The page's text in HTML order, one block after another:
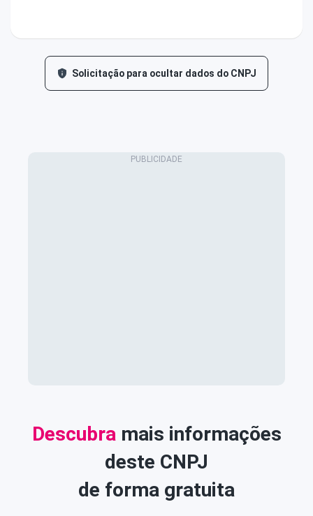
Solicitação para ocultar dados do CNPJ
Descubra mais informações
deste CNPJ
de forma gratuita